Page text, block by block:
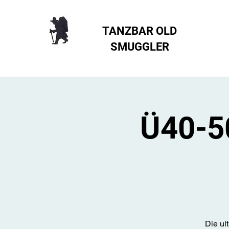
TANZBAR OLD
SMUGGLER ​
Ü40-
Die